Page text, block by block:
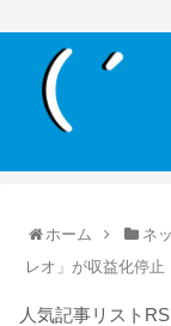
ホーム ネ
レオ」が収益化停
人気記事リスト